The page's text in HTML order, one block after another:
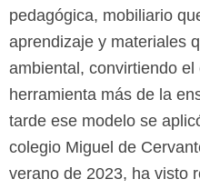
pedagógica, mobiliario
aprendizaje y materiales
ambiental, convirtiendo el
herramienta más de la
tarde ese modelo se
colegio Miguel de
verano de 2023, ha visto